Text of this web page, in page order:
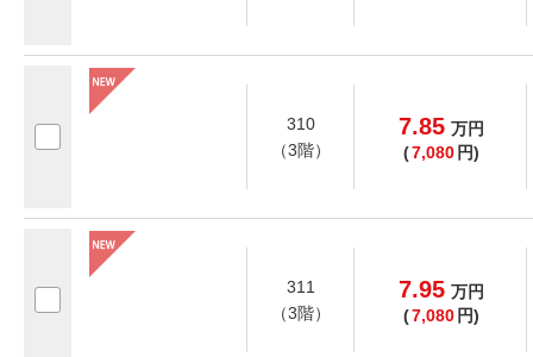
310
（3階）
7.85 万円
(7,080 円)
311
（3階）
7.95 万円
(7,080 円)